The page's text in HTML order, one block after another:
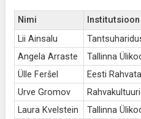
Nimi
Institutsioon
Lii Ainsalu
Angela Arraste
Tallinna
Ülle Feršel
Eesti
Urve Gromov
Laura Kvelstein
Tallinna